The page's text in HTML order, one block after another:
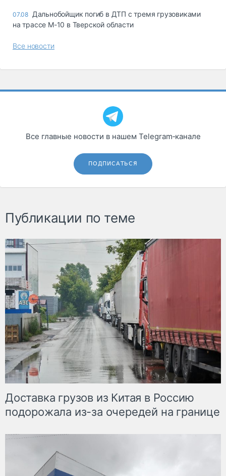
07.08 Дальнобойщик погиб в ДТП с тремя грузовиками
на трассе М-10 в Тверской области
Все новости
Все главные новости в нашем Telegram‑канале
ПОДПИСАТЬСЯ
Публикации по теме
Доставка грузов из Китая в Россию
подорожала из-за очередей на границе